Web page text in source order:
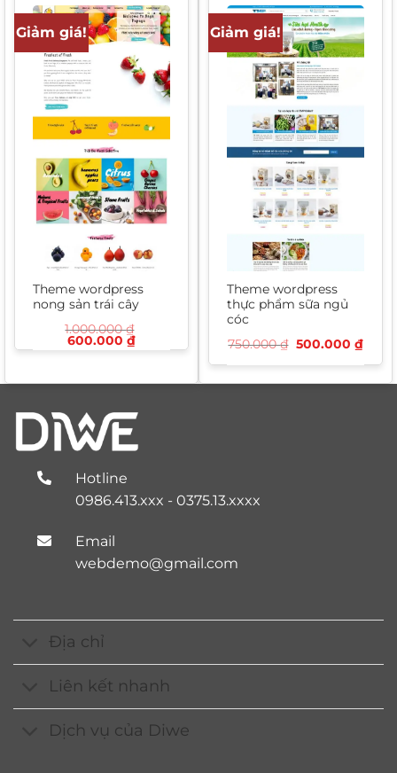
Giảm giá!
Theme wordpress
nong sản trái cây
1.000.000₫
Giá
600.000 ₫Giá
600.000 ₫.
Giảm giá!
Theme wordpress
thực phẩm sữa ngủ
cóc
750.000₫ Giá
500.000 ₫Giá
hiện
tại
Hotline
0986.413.xxx - 0375.13.xxxx
Email
webdemo@gmail.com
Địa chỉ
Liên kết nhanh
Dịch vụ của Diwe